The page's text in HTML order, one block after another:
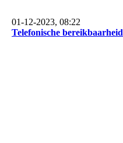
01-12-2023, 08:22
Telefonische bereikbaarheid